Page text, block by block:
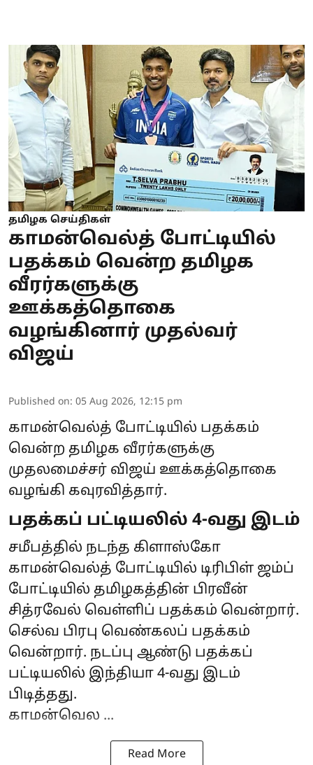
தமிழக செய்திகள்
காமன்வெல்த் போட்டியில்
பதக்கம் வென்ற தமிழக
வீரர்களுக்கு
ஊக்கத்தொகை
வழங்கினார் முதல்வர்
விஜய்
Published on: 05 Aug 2026, 12:15 pm
காமன்வெல்த் போட்டியில் பதக்கம்
வென்ற தமிழக வீரர்களுக்கு
முதலமைச்சர் விஜய் ஊக்கத்தொகை
வழங்கி கவுரவித்தார்.
பதக்கப் பட்டியலில் 4-வது இடம்
சமீபத்தில் நடந்த கிளாஸ்கோ
காமன்வெல்த் போட்டியில் டிரிபிள் ஜம்ப்
போட்டியில் தமிழகத்தின் பிரவீன்
சித்ரவேல் வெள்ளிப் பதக்கம் வென்றார்.
செல்வ பிரபு வெண்கலப் பதக்கம்
வென்றார். நடப்பு ஆண்டு பதக்கப்
பட்டியலில் இந்தியா 4-வது இடம்
பிடித்தது.
காமன்வெல ...
Read More